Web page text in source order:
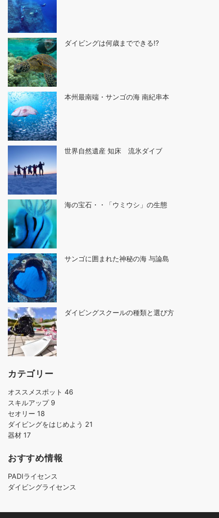
ダイビングは何歳までできる!?
本州最南端・サンゴの海 南紀串本
世界自然遺産 知床 流氷ダイブ
海の宝石・・「ウミウシ」の生態
サンゴに囲まれた神秘の海 与論島
ダイビングスクールの種類と選び方
カテゴリー
オススメスポット 46
スキルアップ 9
セオリー 18
ダイビングをはじめよう 21
器材 17
おすすめ情報
PADIライセンス
ダイビングライセンス